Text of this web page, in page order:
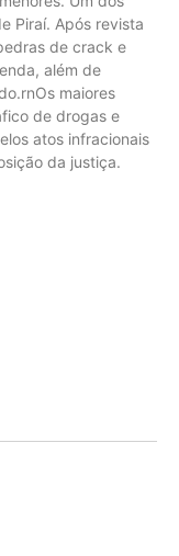
Piraí. Após revista
de crack e
além de
maiores
de drogas e
atos infracionais
da justiça.